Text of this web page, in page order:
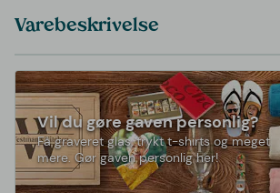
Varebeskrivelse
Vil du gøre gaven personlig?
Få graveret glas, trykt t-shirts og meget
mere. Gør gaven personlig her!